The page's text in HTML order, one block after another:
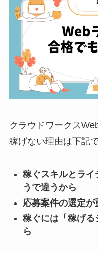
クラウドワークス
稼げない理由は下記で
稼ぐスキルとライ
うで違うから
応募案件の選定が
稼ぐには「稼げ
ら